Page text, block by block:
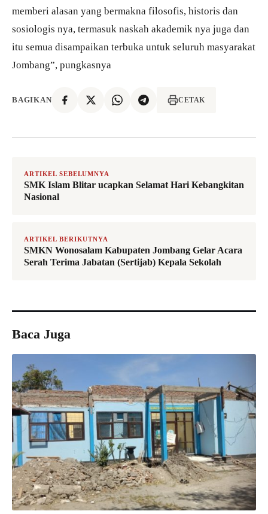
memberi alasan yang bermakna filosofis, historis dan
sosiologis nya, termasuk naskah akademik nya juga dan
itu semua disampaikan terbuka untuk seluruh masyarakat
Jombang”, pungkasnya
BAGIKAN CETAK
ARTIKEL SEBELUMNYA
SMK Islam Blitar ucapkan Selamat Hari Kebangkitan
Nasional
ARTIKEL BERIKUTNYA
SMKN Wonosalam Kabupaten Jombang Gelar Acara
Serah Terima Jabatan (Sertijab) Kepala Sekolah
Baca Juga